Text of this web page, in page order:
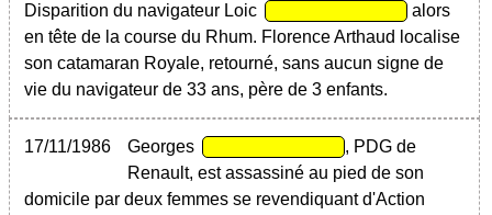
Disparition du navigateur Loic
alors
en tête de la course du Rhum. Florence Arthaud localise
son catamaran Royale, retourné, sans aucun signe de
vie du navigateur de 33 ans, père de 3 enfants.
17/11/1986 Georges
, PDG de
Renault, est assassiné au pied de son
domicile par deux femmes se revendiquant d'Action